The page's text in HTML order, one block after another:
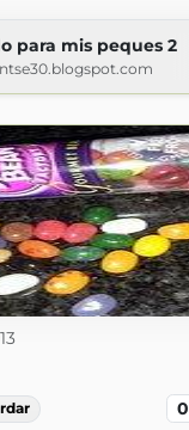
para mis peques 2
0